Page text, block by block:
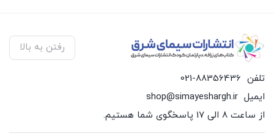
رفتن به بالا
تلفن 021-88356436
ایمیل shop@simayeshargh.ir
از ساعت 8 الی 17 پاسخگوی شما هستیم.